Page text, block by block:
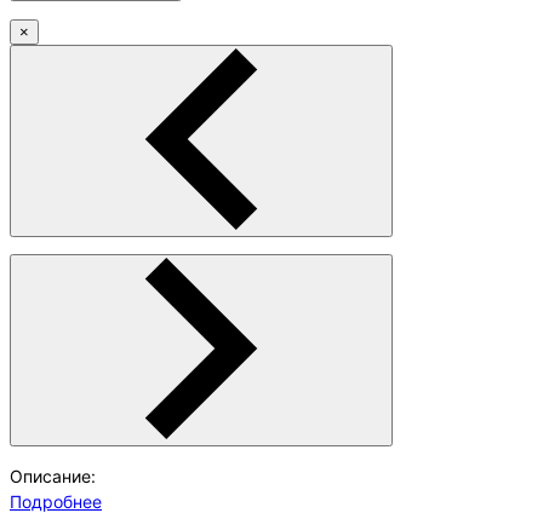
×
Описание:
Подробнее